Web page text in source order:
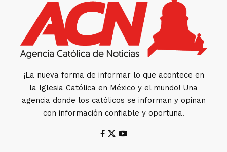
¡La nueva forma de informar lo que acontece en
la Iglesia Católica en México y el mundo! Una
agencia donde los católicos se informan y opinan
con información confiable y oportuna.